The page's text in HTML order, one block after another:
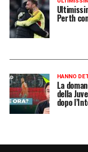
Perth
HANNO
La
della
dopo